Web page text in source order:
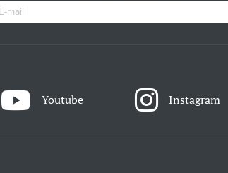
Youtube Instagram